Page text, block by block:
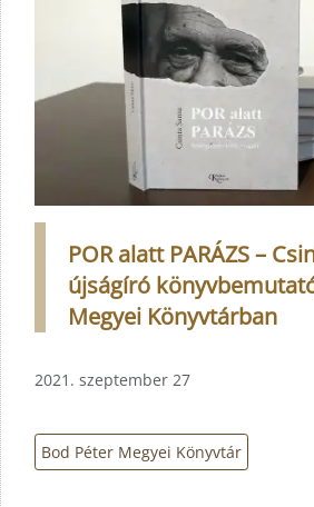
POR alatt PARÁZS –
újságíró
Megyei Könyvtárban
2021. szeptember 27
Bod Péter Megyei Könyvtár